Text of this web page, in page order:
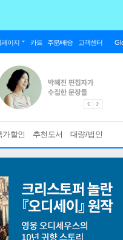
페이지 카트 주문/배송 고객센터
가할인 추천도서 대량/법인